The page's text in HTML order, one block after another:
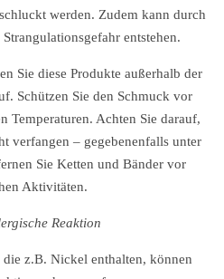
werden. Zudem kann durch
entstehen.
Sie diese Produkte außerhalb der
Schützen Sie den Schmuck vor
Temperaturen. Achten Sie darauf,
verfangen – gegebenenfalls unter
Sie Ketten und Bänder vor
Aktivitäten.
Reaktion
z.B. Nickel enthalten, können